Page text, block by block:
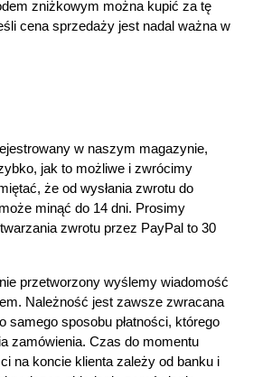
zniżkowym można kupić za tę
cena sprzedaży jest nadal ważna w
w naszym magazynie,
jak to możliwe i zwrócimy
że od wysłania zwrotu do
minąć do 14 dni. Prosimy
zwrotu przez PayPal to 30
przetworzony wyślemy wiadomość
Należność jest zawsze zwracana
samego sposobu płatności, którego
zamówienia. Czas do momentu
na koncie klienta zależy od banku i